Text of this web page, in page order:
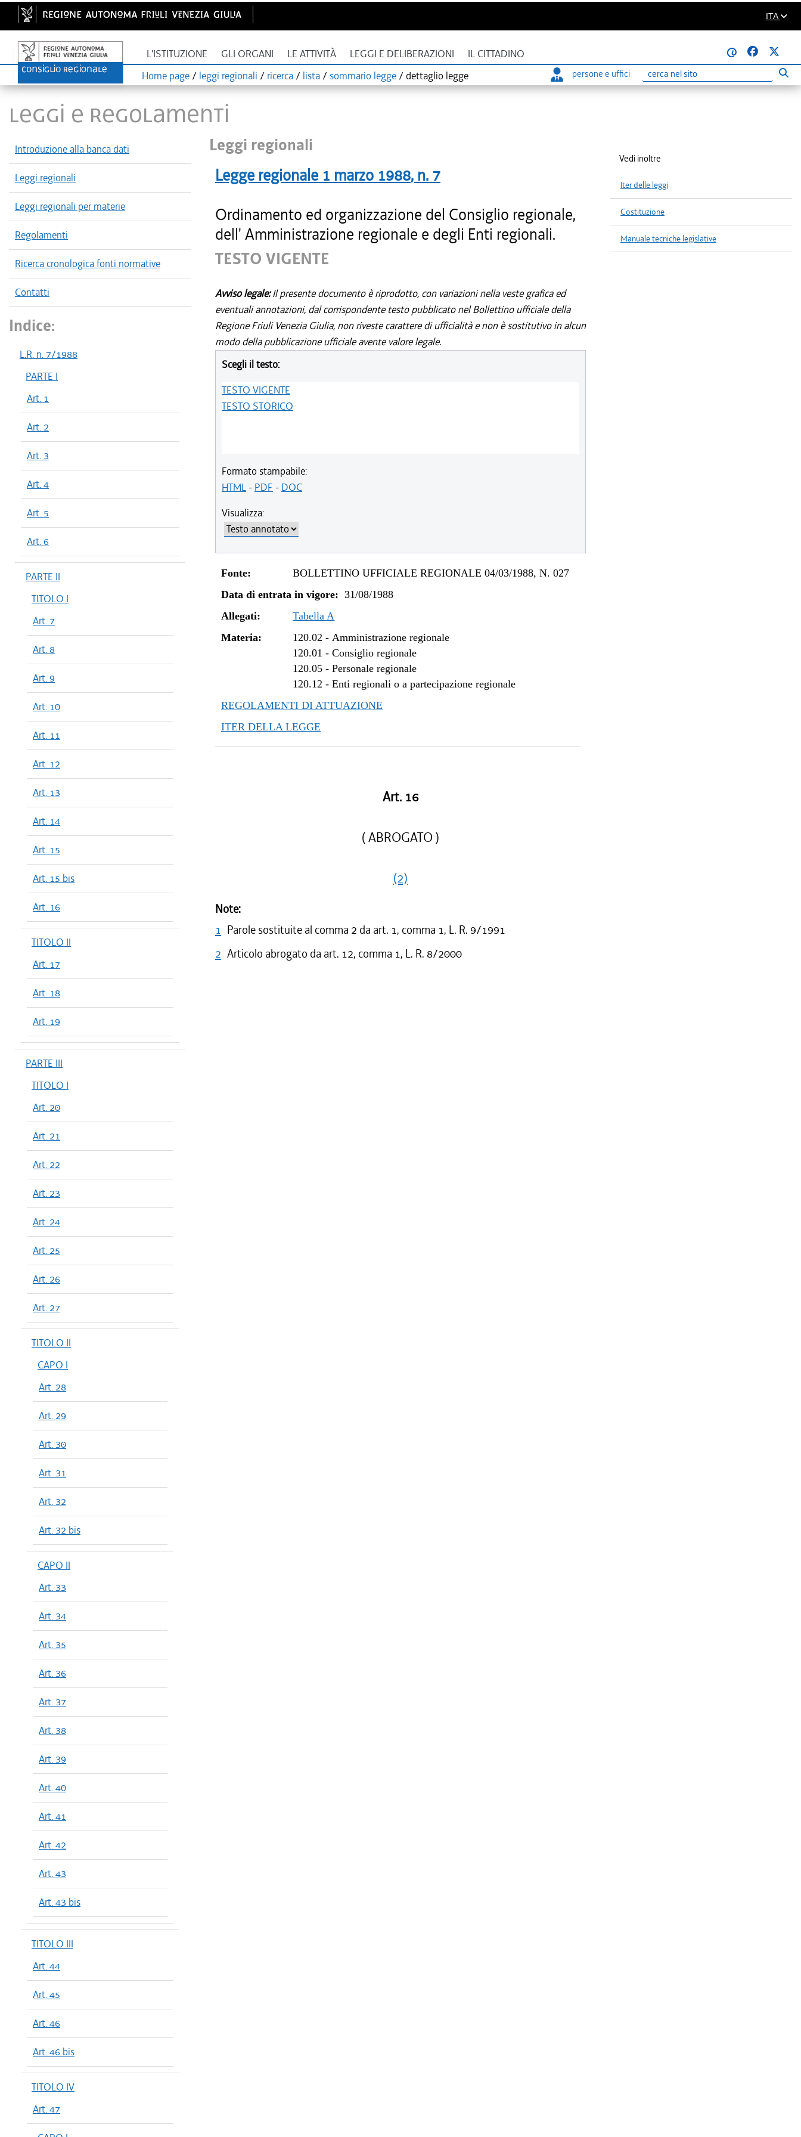
ITA
L'ISTITUZIONE GLI ORGANI LE ATTIVITÀ LEGGI E DELIBERAZIONI IL CITTADINO
@
Home page / leggi regionali / ricerca / lista / sommario legge / dettaglio legge persone e uffici
Ricerca
LEGGI E REGOLAMENTI
Introduzione alla banca dati
Leggi regionali
Leggi regionali per materie
Regolamenti
Ricerca cronologica fonti normative
Contatti
Indice:
L.R. n. 7/1988
PARTE I
Art. 1
Art. 2
Art. 3
Art. 4
Art. 5
Art. 6
PARTE II
TITOLO I
Art. 7
Art. 8
Art. 9
Art. 10
Art. 11
Art. 12
Art. 13
Art. 14
Art. 15
Art. 15 bis
Art. 16
TITOLO II
Art. 17
Art. 18
Art. 19
PARTE III
TITOLO I
Art. 20
Art. 21
Art. 22
Art. 23
Art. 24
Art. 25
Art. 26
Art. 27
TITOLO II
CAPO I
Art. 28
Art. 29
Art. 30
Art. 31
Art. 32
Art. 32 bis
CAPO II
Art. 33
Art. 34
Art. 35
Art. 36
Art. 37
Art. 38
Art. 39
Art. 40
Art. 41
Art. 42
Art. 43
Art. 43 bis
TITOLO III
Art. 44
Art. 45
Art. 46
Art. 46 bis
TITOLO IV
Art. 47
Leggi regionali
Legge regionale 1 marzo 1988, n. 7
Ordinamento ed organizzazione del Consiglio regionale,
dell' Amministrazione regionale e degli Enti regionali.
TESTO VIGENTE
Avviso legale:Il presente documento è riprodotto, con variazioni nella veste grafica ed
eventuali annotazioni, dal corrispondente testo pubblicato nel Bollettino ufficiale della
Regione Friuli Venezia Giulia, non riveste carattere di ufficialità e non è sostitutivo in alcun
modo della pubblicazione ufficiale avente valore legale.
Scegli il testo:
TESTO VIGENTE
TESTO STORICO
Formato stampabile:
HTML- PDF - DOC
Visualizza:
Fonte:
BOLLETTINO UFFICIALE REGIONALE 04/03/1988, N. 027
Data di entrata in vigore: 31/08/1988
Allegati:
Tabella A
Materia:
120.02 -Amministrazione regionale
120.01 -Consiglio regionale
120.05 -Personale regionale
120.12 -Enti regionali o a partecipazione regionale
REGOLAMENTI DI ATTUAZIONE
ITER DELLA LEGGE
Art. 16
( ABROGATO )
(2)
Note:
1 Parole sostituite al comma 2 da art. 1, comma 1, L. R. 9/1991
2 Articolo abrogato da art. 12, comma 1, L. R. 8/2000
Vedi inoltre
Iter delle leggi
Costituzione
Manuale tecniche legislative